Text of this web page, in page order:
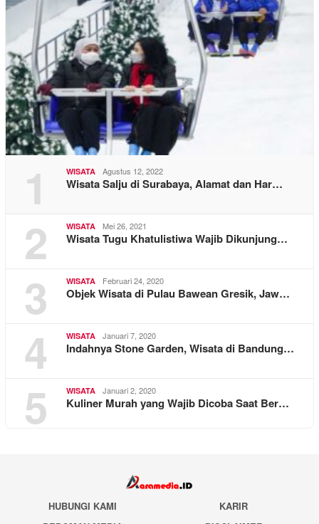
1 WISATA Agustus 12, 2022
Wisata Salju di Surabaya, Alamat dan Har…
2 WISATA Mei 26, 2021
Wisata Tugu Khatulistiwa Wajib Dikunjung…
3 WISATA Februari 24, 2020
Objek Wisata di Pulau Bawean Gresik, Jaw…
4 WISATA Januari 7, 2020
Indahnya Stone Garden, Wisata di Bandung…
5 WISATA Januari 2, 2020
Kuliner Murah yang Wajib Dicoba Saat Ber…
HUBUNGI KAMI
KARIR